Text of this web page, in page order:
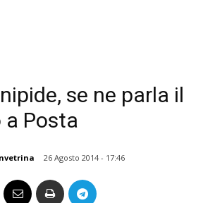
se ne parla il
Posta
26 Agosto 2014 - 17:46